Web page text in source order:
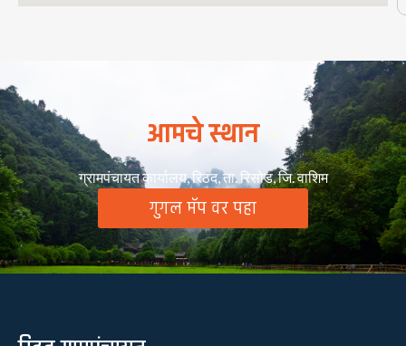
आमचे स्थान
ग्रामपंचायत कार्यालय, रिठद, ता. रिसोड, जि. वाशिम
गुगल मॅप वर पहा